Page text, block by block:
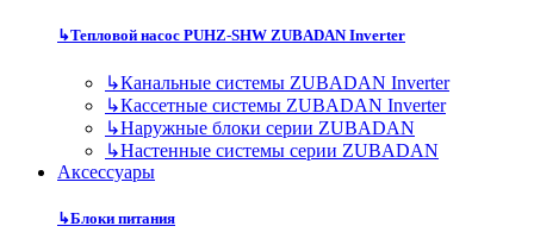
↳Тепловой насос PUHZ-SHW ZUBADAN Inverter
↳Канальные системы ZUBADAN Inverter
↳Кассетные системы ZUBADAN Inverter
↳Наружные блоки серии ZUBADAN
↳Настенные системы серии ZUBADAN
Аксесcуары
↳Блоки питания